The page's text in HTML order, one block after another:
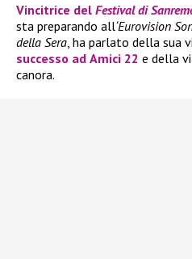
Vincitrice del Festival di
sta preparando all‘Eurovision
della Sera , ha parlato della sua
successo ad Amici 22 e della
canora.